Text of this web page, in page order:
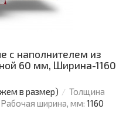
с наполнителем из
60 мм, Ширина-1160
в размер)
Толщина
Рабочая ширина, мм: 1160